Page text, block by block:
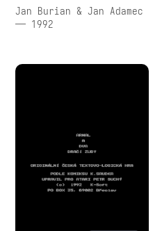
Jan Burian & Jan Adamec
— 1992